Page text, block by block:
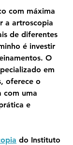
com máxima
a artroscopia
de diferentes
é investir
O
em
oferece o
com uma
e
do Instituto